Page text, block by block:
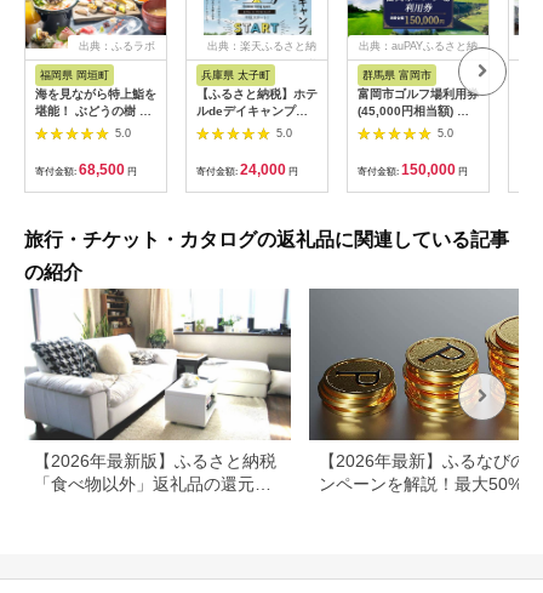
出典：ふるラボ
福岡県 岡垣町
海を見ながら特上鮨を
堪能！ ぶどうの樹 鮨
屋台ペア お食事券 海
鮮 海 屋台 食事 ペア
福岡県 岡垣町
5.0
寄付金額: 68,500 円
出典：楽天ふるさと納
税
兵庫県 太子町
【ふるさと納税】ホテ
ルdeデイキャンプ体
験チケット
【1364991】
5.0
寄付金額: 24,000 円
出典：auPAYふるさと納
群馬県 富岡市
富岡市ゴルフ場利用券
(45,000円相当額) ゴ
ルフ チケット 平日 土
日 祝日 プレー券 関東
群馬県 首都圏 F20E-
382
5.0
寄付金額: 150,000 円
旅行・チケット・カタログの返礼品に関連している記事
の紹介
【2026年最新版】ふるさと納税
「食べ物以外」返礼品の還元率
【2026年最新】ふるなびの
ンペーンを解説！最大50%還